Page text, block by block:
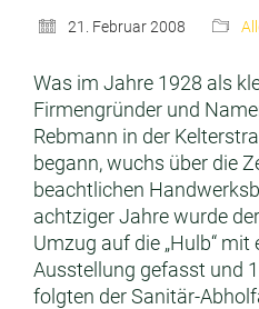
21. Februar 2008
Was im Jahre 1928 als
Firmengründer und
Rebmann in der
begann, wuchs über die
beachtlichen
achtziger Jahre wurde
Umzug auf die „Hulb“ mit
Ausstellung gefasst und
folgten der Sanitär-